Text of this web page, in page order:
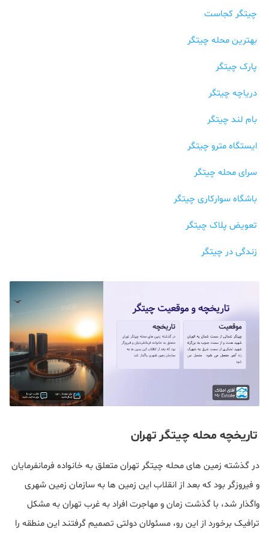
چیتگر کجاست
بهترین محله چیتگر
پارک چیتگر
دریاچه چیتگر
بام لند چیتگر
ایستگاه مترو چیتگر
سرای محله چیتگر
باشگاه سوارکاری چیتگر
تعویض پلاک چیتگر
زندگی در چیتگر
تاریخچه محله چیتگر تهران
در گذشته زمین های محله چیتگر تهران متعلق به خانواده فرمانفرمایان
و فیروزگر بود که بعد از انقلاب این زمین ها به سازمان زمین شهری
واگذار شد، با گذشت زمان و مهاجرت افراد به غرب تهران به مشکل
ترافیک برخورد از این رو، مسئولان دولتی تصمیم گرفتند این منطقه را